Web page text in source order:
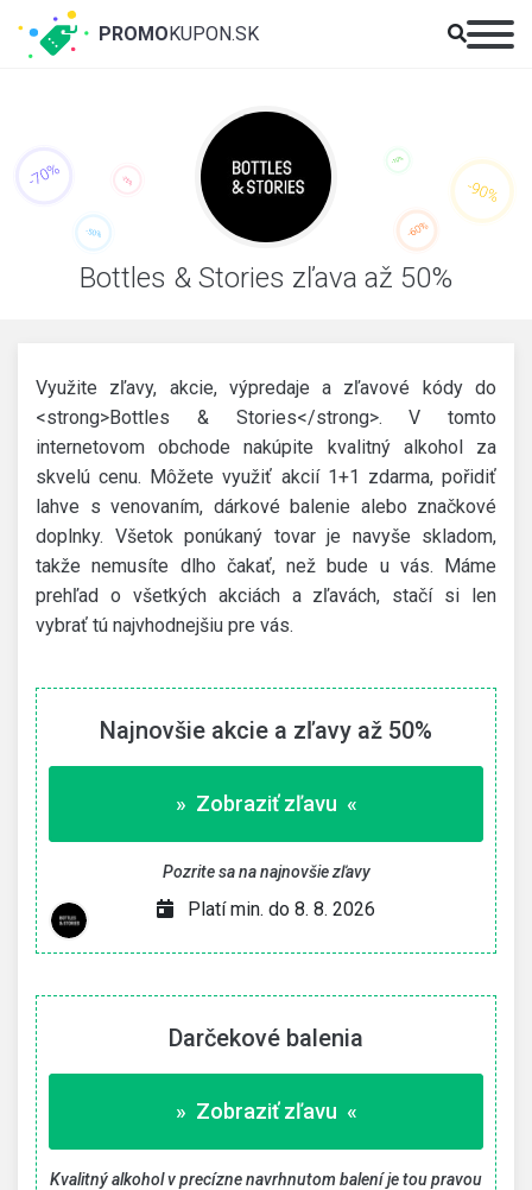
Bottles & Stories zľava až 50%
Využite zľavy, akcie, výpredaje a zľavové kódy do
<strong>Bottles & Stories</strong>. V tomto
internetovom obchode nakúpite kvalitný alkohol za
skvelú cenu. Môžete využiť akcií 1+1 zdarma, pořidiť
lahve s venovaním, dárkové balenie alebo značkové
doplnky. Všetok ponúkaný tovar je navyše skladom,
takže nemusíte dlho čakať, než bude u vás. Máme
prehľad o všetkých akciách a zľavách, stačí si len
vybrať tú najvhodnejšiu pre vás.
Najnovšie akcie a zľavy až 50%
» Zobraziť zľavu «
Pozrite sa na najnovšie zľavy
Platí min. do 8. 8. 2026
Darčekové balenia
» Zobraziť zľavu «
Kvalitný alkohol v precízne navrhnutom balení je tou pravou
PROMOKUPON.SK